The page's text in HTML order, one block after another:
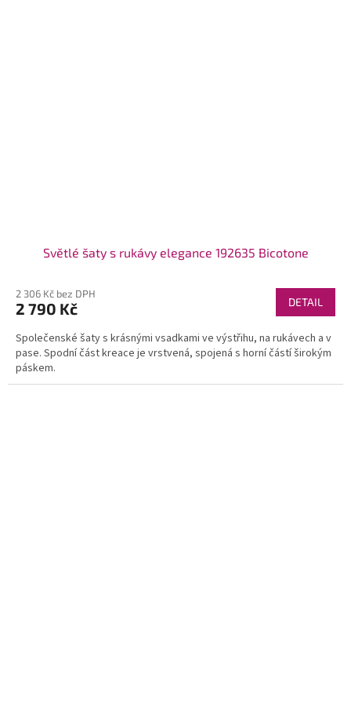
Světlé šaty s rukávy elegance 192635 Bicotone
2 306 Kč bez DPH
2 790 Kč DETAIL
Společenské šaty s krásnými vsadkami ve výstřihu, na rukávech a v
pase. Spodní část kreace je vrstvená, spojená s horní částí širokým
páskem.